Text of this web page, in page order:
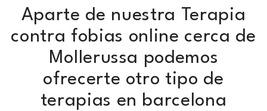
Aparte de nuestra Terapia
contra fobias online cerca de
Mollerussa podemos
ofrecerte otro tipo de
terapias en barcelona